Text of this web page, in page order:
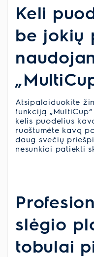
Keli
be jokių
Atsipalaiduokite
funkciją
kelis puodelius
ruoštumėte kavą
daug svečių
nesunkiai patiekti
slėgio
tobulai